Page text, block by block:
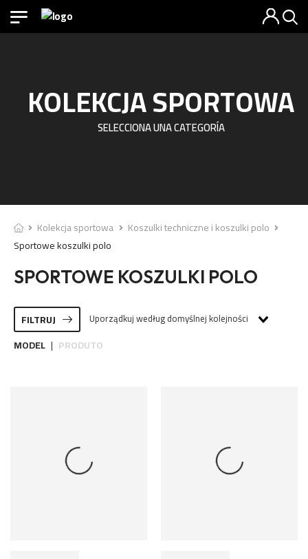
KOLEKCJA SPORTOWA
SELECCIONA UNA CATEGORÍA
Kolekcja sportowa
Koszulki techniczne i koszulki polo
Sportowe koszulki polo
SPORTOWE KOSZULKI POLO
FILTRUJ Uporządkuj według domyślnej kolejności
MODEL | PRODUTO